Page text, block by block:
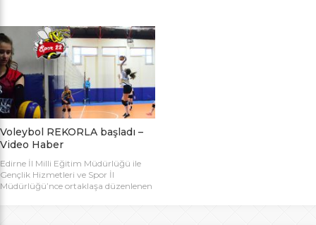
bugün başlıyor. Toplamda 14 takımın
katılımıyla düzenlenen 5. Valilik
Voleybol Turnuvasının teknik
toplantısı ve kura çekimi Aliço
Pehlivan Sporcu Eğitim Merkezi
Toplantı Salonu’nda yapıldı.
Toplantıya Voleybol hakemi ve
antrenörü Engin Toroslu, Ayhan […]
Voleybol REKORLA başladı –
Video Haber
Edirne İl Milli Eğitim Müdürlüğü ile
Gençlik Hizmetleri ve Spor İl
Müdürlüğü’nce ortaklaşa düzenlenen